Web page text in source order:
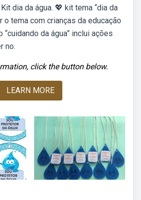
dia da água. 💖 kit tema “dia da
o tema com crianças da educação
“cuidando da água” inclui ações
no.
click the button below.
LEARN MORE